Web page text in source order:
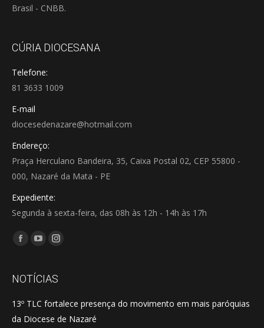
Brasil - CNBB.
CÚRIA DIOCESANA
Telefone:
81 3633 1009
E-mail
diocesedenazare@hotmail.com
Endereço:
Praça Herculano Bandeira, 35, Caixa Postal 02, CEP 55800 -
000, Nazaré da Mata - PE
Expediente:
Segunda à sexta-feira, das 08h às 12h - 14h às 17h
Encontre-nos em:
Facebook
opens
new
window
YouTube
opens
new
window
Instagram
opens
new
window
NOTÍCIAS
13º TLC fortalece presença do movimento em mais paróquias
da Diocese de Nazaré